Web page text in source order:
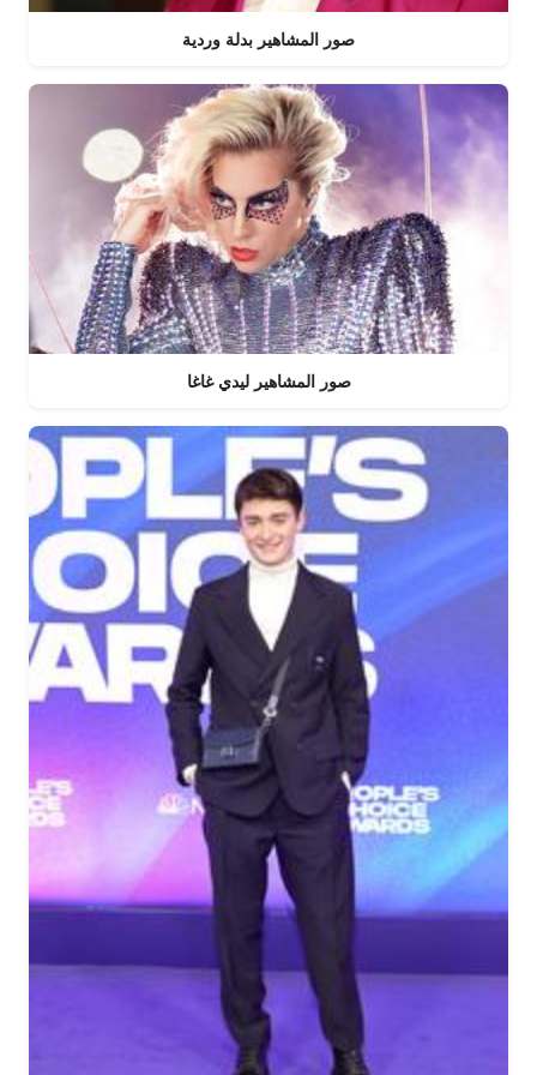
صور المشاهير بدلة وردية
صور المشاهير ليدي غاغا